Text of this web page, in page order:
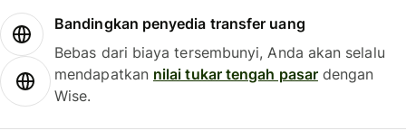
Bandingkan penyedia transfer uang
Bebas dari biaya tersembunyi, Anda akan selalu
mendapatkan nilai tukar tengah pasardengan
Wise.